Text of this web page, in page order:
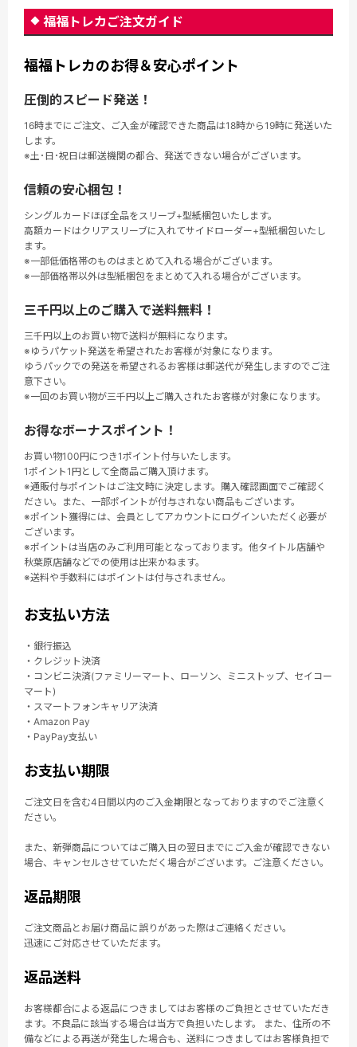
福福トレカご注文ガイド
福福トレカのお得＆安心ポイント
圧倒的スピード発送！
16時までにご注文、ご入金が確認できた商品は18時から19時に発送いた
します。
※土･日･祝日は郵送機関の都合、発送できない場合がございます。
信頼の安心梱包！
シングルカードほぼ全品をスリーブ+型紙梱包いたします。
高額カードはクリアスリーブに入れてサイドローダー+型紙梱包いたし
ます。
※一部低価格帯のものはまとめて入れる場合がございます。
※一部価格帯以外は型紙梱包をまとめて入れる場合がございます。
三千円以上のご購入で送料無料！
三千円以上のお買い物で送料が無料になります。
※ゆうパケット発送を希望されたお客様が対象になります。
ゆうパックでの発送を希望されるお客様は郵送代が発生しますのでご注
意下さい。
※一回のお買い物が三千円以上ご購入されたお客様が対象になります。
お得なボーナスポイント！
お買い物100円につき1ポイント付与いたします。
1ポイント1円として全商品ご購入頂けます。
※通販付与ポイントはご注文時に決定します。購入確認画面でご確認く
ださい。また、一部ポイントが付与されない商品もございます。
※ポイント獲得には、会員としてアカウントにログインいただく必要が
ございます。
※ポイントは当店のみご利用可能となっております。他タイトル店舗や
秋葉原店舗などでの使用は出来かねます。
※送料や手数料にはポイントは付与されません。
お支払い方法
・銀行振込
・クレジット決済
・コンビニ決済(ファミリーマート、ローソン、ミニストップ、セイコー
マート)
・スマートフォンキャリア決済
・Amazon Pay
・PayPay支払い
お支払い期限
ご注文日を含む4日間以内のご入金期限となっておりますのでご注意く
ださい。
また、新弾商品についてはご購入日の翌日までにご入金が確認できない
場合、キャンセルさせていただく場合がございます。ご注意ください。
返品期限
ご注文商品とお届け商品に誤りがあった際はご連絡ください。
迅速にご対応させていただます。
返品送料
お客様都合による返品につきましてはお客様のご負担とさせていただき
ます。不良品に該当する場合は当方で負担いたします。 また、住所の不
備などによる再送が発生した場合も、送料につきましてはお客様負担で